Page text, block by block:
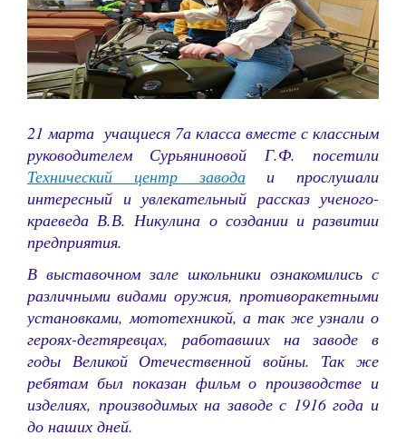
21 марта учащиеся 7а класса вместе с классным
руководителем Сурьяниновой Г.Ф. посетили
Технический центр заводаи прослушали
интересный и увлекательный рассказ ученого-
краеведа В.В. Никулина о создании и развитии
предприятия.
В выставочном зале школьники ознакомились с
различными видами оружия, противоракетными
установками, мототехникой, а так же узнали о
героях-дегтяревцах, работавших на заводе в
годы Великой Отечественной войны. Так же
ребятам был показан фильм о производстве и
изделиях, производимых на заводе с 1916 года и
до наших дней.